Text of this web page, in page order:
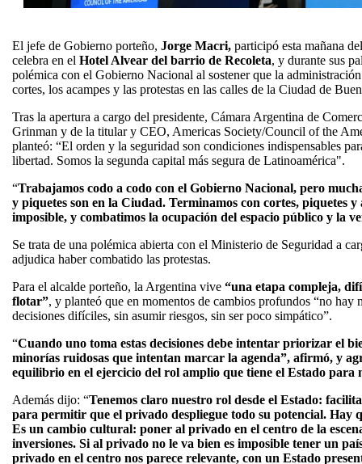
El jefe de Gobierno porteño, Jorge Macri, participó esta mañana
celebra en el Hotel Alvear del barrio de Recoleta, y durante sus
polémica con el Gobierno Nacional al sostener que la
cortes, los acampes y las protestas en las calles de la Ciudad de
Tras la apertura a cargo del presidente, Cámara Argentina de
Grinman y de la titular y CEO, Americas Society/Council of the
planteó: “El orden y la seguridad son condiciones indispensables
libertad. Somos la segunda capital más segura de Latinoamérica".
“Trabajamos codo a codo con el Gobierno Nacional, pero
y piquetes son en la Ciudad. Terminamos con cortes, piquetes y
imposible, y combatimos la ocupación del espacio público y la
Se trata de una polémica abierta con el Ministerio de Seguridad a
adjudica haber combatido las protestas.
Para el alcalde porteño, la Argentina vive “una etapa compleja,
flotar”, y planteó que en momentos de cambios profundos “no hay
decisiones difíciles, sin asumir riesgos, sin ser poco simpático”.
“Cuando uno toma estas decisiones debe intentar priorizar el
minorías ruidosas que intentan marcar la agenda”, afirmó, y
equilibrio en el ejercicio del rol amplio que tiene el Estado para
Además dijo: “Tenemos claro nuestro rol desde el Estado:
para permitir que el privado despliegue todo su potencial. Hay
Es un cambio cultural: poner al privado en el centro de la
inversiones. Si al privado no le va bien es imposible tener un
privado en el centro nos parece relevante, con un Estado